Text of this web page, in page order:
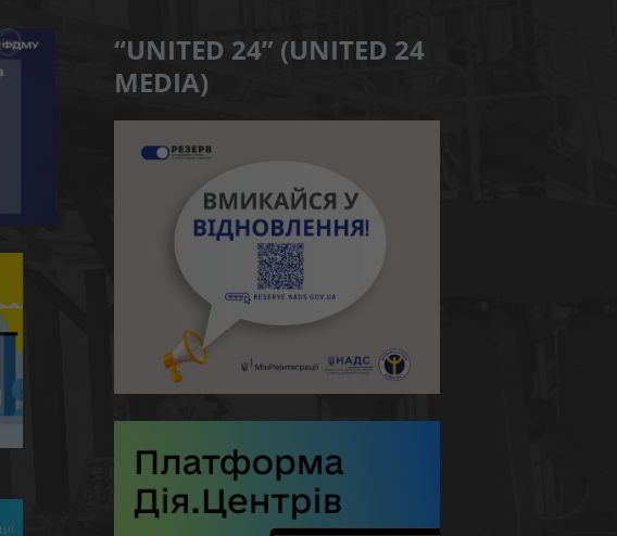
“UNITED 24” (UNITED 24
MEDIA)